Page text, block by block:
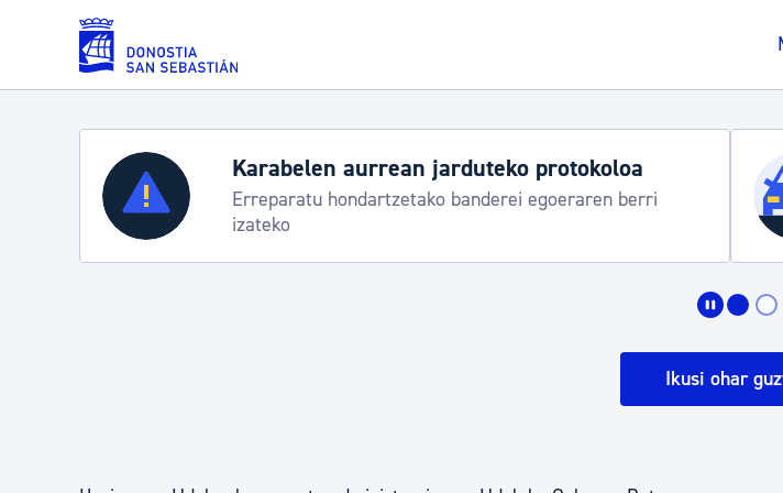
Eduki nagusira joan
Zerbitzuak
Errolda eta gai pertsonalak
Karabelen aurrean jarduteko protokoloa
Erreparatu hondartzetako banderei egoeraren berri
izateko
Ikusi ohar